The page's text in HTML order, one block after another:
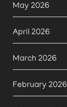
May 2026
April 2026
March 2026
February 2026